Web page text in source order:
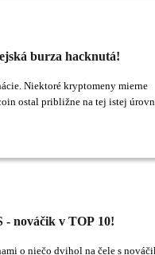
burza hacknutá!
Niektoré kryptomeny mierne
ostal približne na tej istej
- nováčik v TOP 10!
o niečo dvihol na čele s